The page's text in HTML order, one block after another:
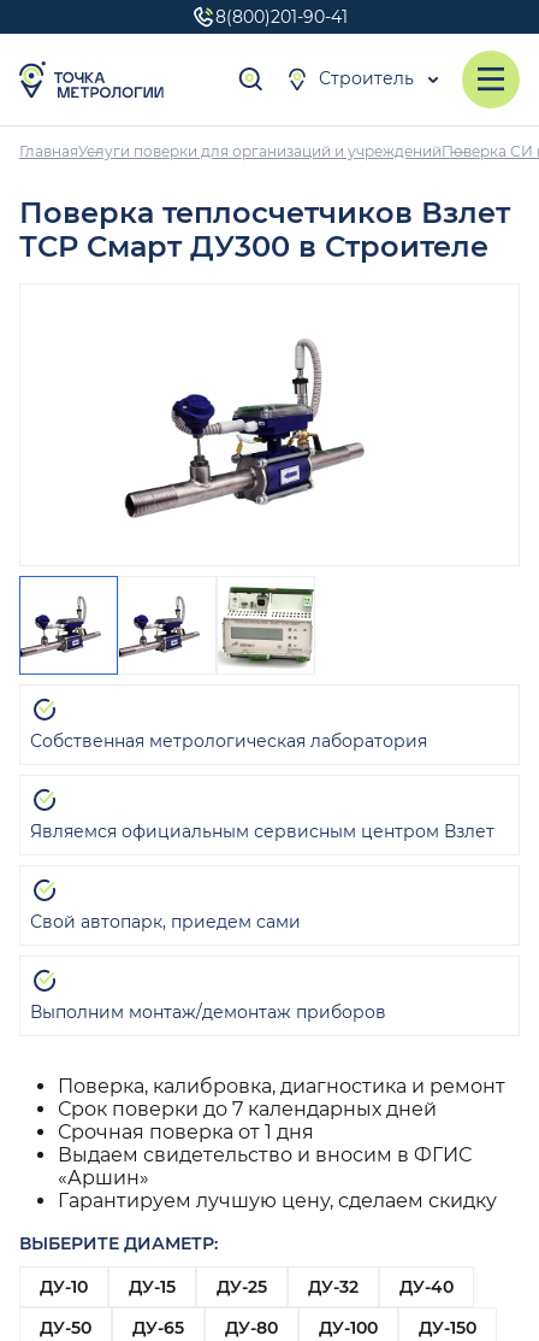
8(800)201-90-41
Строитель
ГлавнаяУслуги поверки для организаций и учрежденийПоверка СИ
Поверка теплосчетчиков Взлет
ТСР Смарт ДУ300 в Строителе
Поверка, калибровка, диагностика и ремонт
Срок поверки до 7 календарных дней
Срочная поверка от 1 дня
Выдаем свидетельство и вносим в ФГИС
«Аршин»
Гарантируем лучшую цену, сделаем скидку
ВЫБЕРИТЕ ДИАМЕТР:
ДУ-10
ДУ-15 ДУ-25 ДУ-32
ДУ-40
ДУ-50
ДУ-65 ДУ-80 ДУ-100
ДУ-150
Собственная метрологическая лаборатория
Являемся официальным сервисным центром Взлет
Свой автопарк, приедем сами
Выполним монтаж/демонтаж приборов